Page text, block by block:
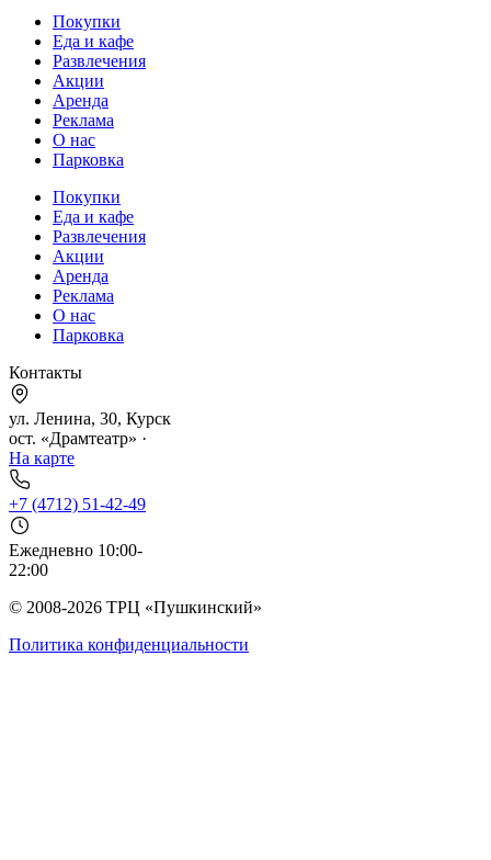
Покупки
Еда и кафе
Развлечения
Акции
Аренда
Реклама
О нас
Парковка
Покупки
Еда и кафе
Развлечения
Акции
Аренда
Реклама
О нас
Парковка
Контакты
ул. Ленина, 30, Курск
ост. «Драмтеатр» ·
На карте
+7 (4712) 51-42-49
Ежедневно 10:00-
22:00
© 2008-2026 ТРЦ «Пушкинский»
Политика конфиденциальности